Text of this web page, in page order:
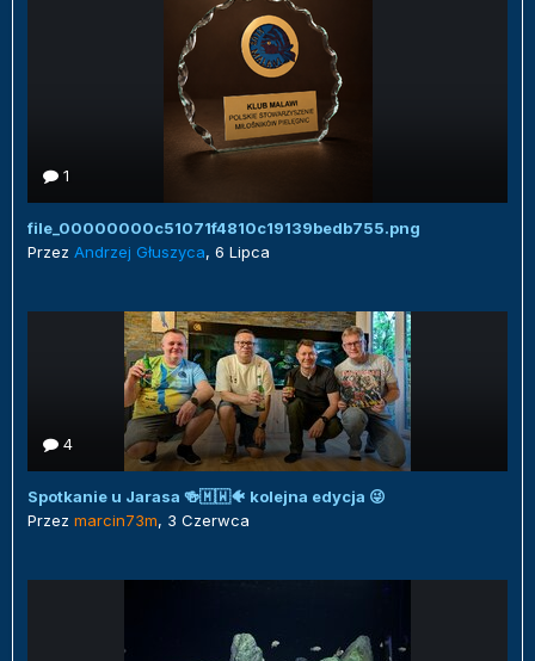
1
file_00000000c51071f4810c19139bedb755.png
Przez Andrzej Głuszyca, 6 Lipca
4
Spotkanie u Jarasa 🍻🇲🇼🐠 kolejna edycja 😜
Przez marcin73m, 3 Czerwca